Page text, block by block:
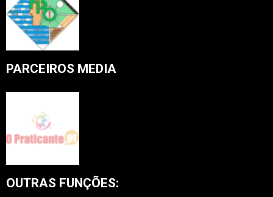
PARCEIROS MEDIA
OUTRAS FUNÇÕES: